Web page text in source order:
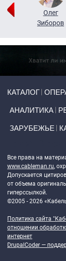
Олег
Зиборов
КАТАЛОГ
АНАЛИТИКА
ЗАРУБЕЖЬЕ
Все права на
www.cableman.ru,
Допускается
от объема
гиперссылкой.
©2005 - 2026
Политика сайта
отношении
интернет
DrupalCoder —